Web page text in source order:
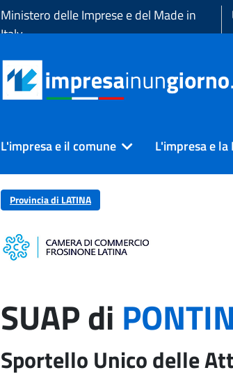
Ministero delle Imprese e del Made in
Italy
L'impresa e il comune L'impresa e la
Provincia di LATINA
SUAP di
Sportello Unico delle